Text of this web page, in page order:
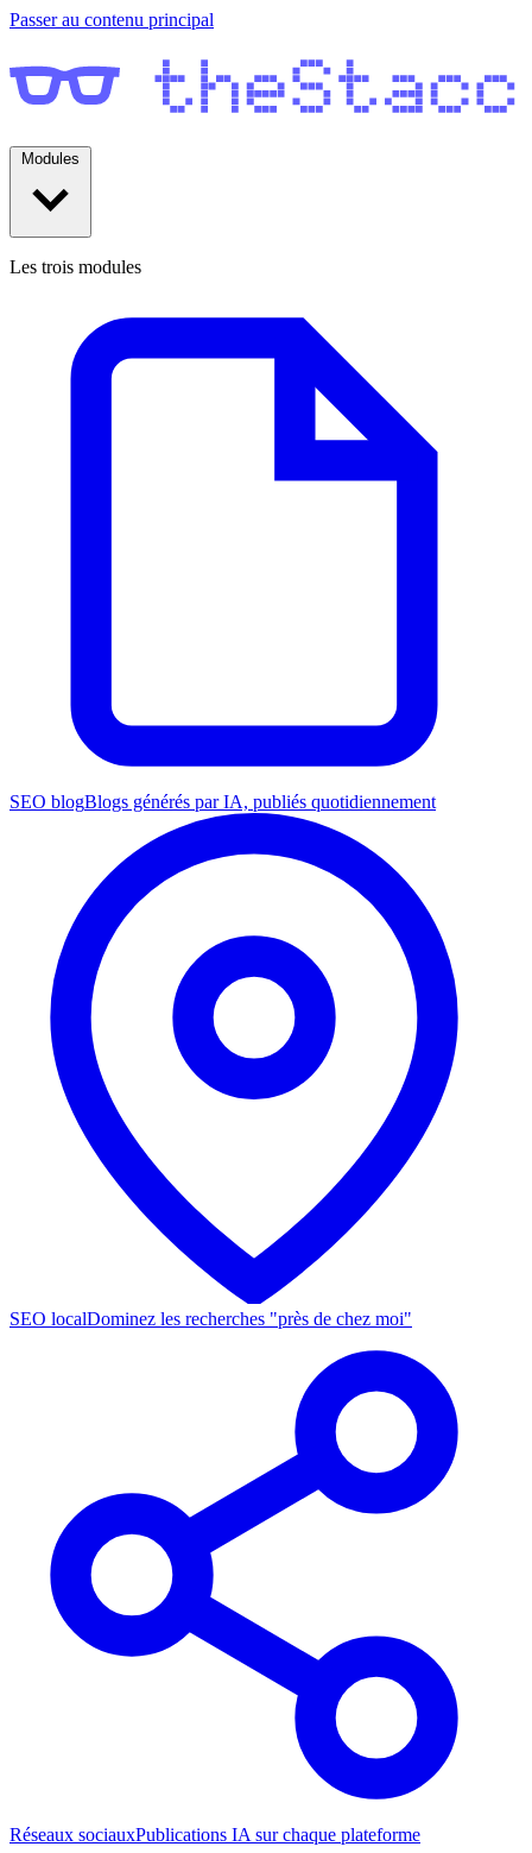
Passer au contenu principal
Les trois modules
SEO blogBlogs générés par IA, publiés quotidiennement
SEO localDominez les recherches "près de chez moi"
Réseaux sociauxPublications IA sur chaque plateforme